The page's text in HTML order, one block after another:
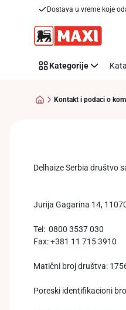
kompaniji
Dostava u vreme koje
Kategorije
Kontakt i podaci o
Delhaize Serbia društvo
Jurija Gagarina 14,
Tel: 0800 3537 030
Fax: +381 11 715 3910
Matični broj društva:
Poreski identifikacioni